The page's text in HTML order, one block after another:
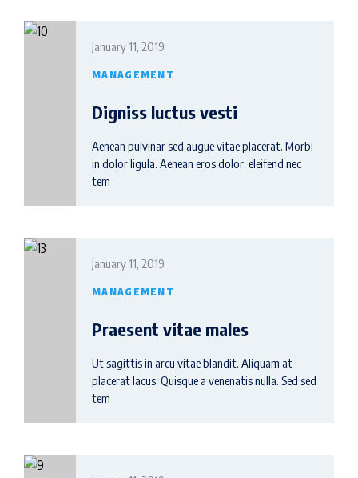
January 11, 2019
MANAGEMENT
Digniss luctus vesti
Aenean pulvinar sed augue vitae placerat. Morbi
in dolor ligula. Aenean eros dolor, eleifend nec
tem
January 11, 2019
MANAGEMENT
Praesent vitae males
Ut sagittis in arcu vitae blandit. Aliquam at
placerat lacus. Quisque a venenatis nulla. Sed sed
tem